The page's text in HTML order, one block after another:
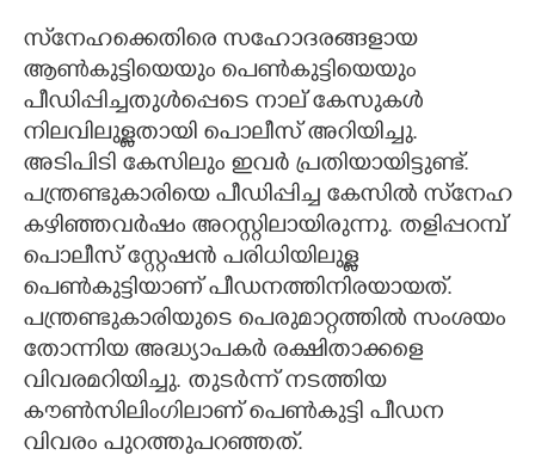
സ്‌നേഹക്കെതിരെ സഹോദരങ്ങളായ
ആൺകുട്ടിയെയും പെൺകുട്ടിയെയും
പീഡിപ്പിച്ചതുൾപ്പെടെ നാല് കേസുകൾ
നിലവിലുള്ളതായി പൊലീസ് അറിയിച്ചു.
അടിപിടി കേസിലും ഇവർ പ്രതിയായിട്ടുണ്ട്.
പന്ത്രണ്ടുകാരിയെ പീഡിപ്പിച്ച കേസിൽ സ്‌നേഹ
കഴിഞ്ഞവർഷം അറസ്റ്റിലായിരുന്നു. തളിപ്പറമ്പ്
പൊലീസ് സ്റ്റേഷൻ പരിധിയിലുള്ള
പെൺകുട്ടിയാണ് പീഡനത്തിനിരയായത്.
പന്ത്രണ്ടുകാരിയുടെ പെരുമാറ്റത്തിൽ സംശയം
തോന്നിയ അദ്ധ്യാപകർ രക്ഷിതാക്കളെ
വിവരമറിയിച്ചു. തുടർന്ന് നടത്തിയ
കൗൺസിലിംഗിലാണ് പെൺകുട്ടി പീഡന
വിവരം പുറത്തുപറഞ്ഞത്.